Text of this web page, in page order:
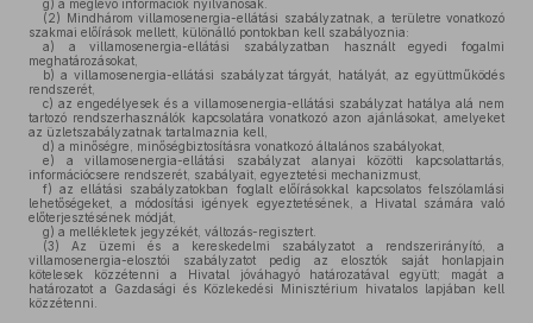
g) a meglévő információk nyilvánosak.
(2) Mindhárom villamosenergia-ellátási szabályzatnak, a területre vonatkozó
szakmai előírások mellett, különálló pontokban kell szabályoznia:
a) a villamosenergia-ellátási szabályzatban használt egyedi fogalmi
meghatározásokat,
b) a villamosenergia-ellátási szabályzat tárgyát, hatályát, az együttműködés
rendszerét,
c) az engedélyesek és a villamosenergia-ellátási szabályzat hatálya alá nem
tartozó rendszerhasználók kapcsolatára vonatkozó azon ajánlásokat, amelyeket
az üzletszabályzatnak tartalmaznia kell,
d) a minőségre, minőségbiztosításra vonatkozó általános szabályokat,
e) a villamosenergia-ellátási szabályzat alanyai közötti kapcsolattartás,
információcsere rendszerét, szabályait, egyeztetési mechanizmust,
f) az ellátási szabályzatokban foglalt előírásokkal kapcsolatos felszólamlási
lehetőségeket, a módosítási igények egyeztetésének, a Hivatal számára való
előterjesztésének módját,
g) a mellékletek jegyzékét, változás-regisztert.
(3) Az üzemi és a kereskedelmi szabályzatot a rendszerirányító, a
villamosenergia-elosztói szabályzatot pedig az elosztók saját honlapjain
kötelesek közzétenni a Hivatal jóváhagyó határozatával együtt; magát a
határozatot a Gazdasági és Közlekedési Minisztérium hivatalos lapjában kell
közzétenni.